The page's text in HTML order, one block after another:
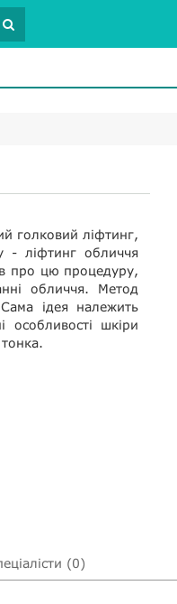
голковий ліфтинг,
- ліфтинг обличчя
про цю процедуру,
обличчя. Метод
ідея належить
особливості шкіри
(0)